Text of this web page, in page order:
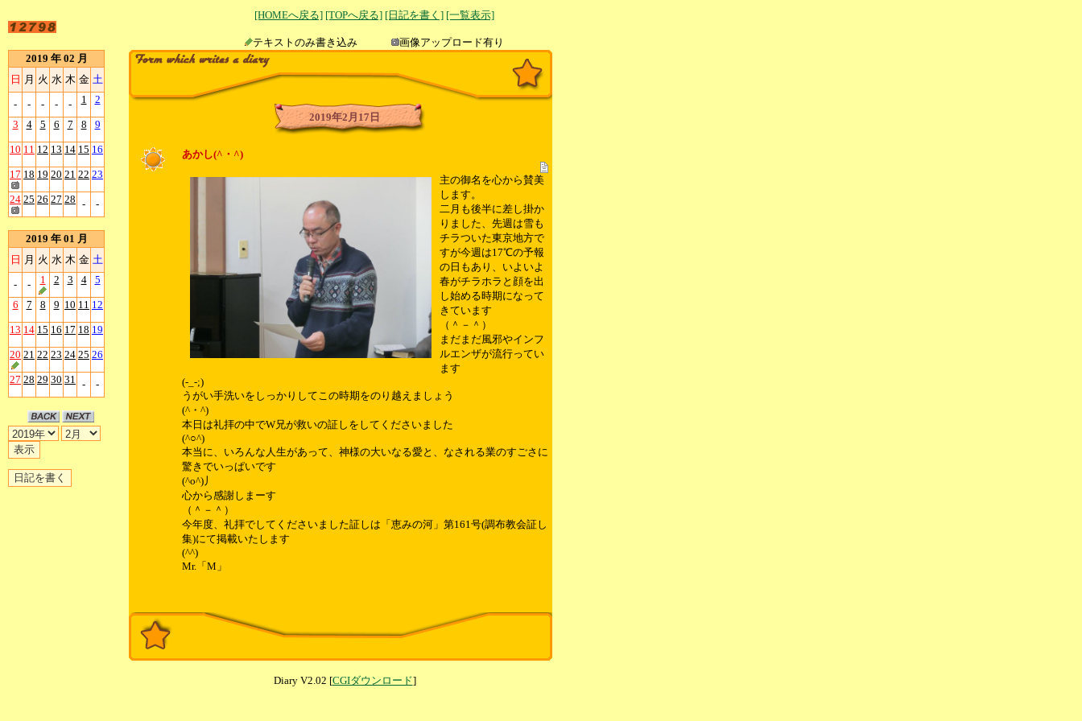
[HOMEへ戻る] [TOPへ戻る] [日記を書く] [一覧表示]
テキストのみ書き込み
画像アップロード有り
2019 年 02 月
日 月 火 水 木 金 土
- - - - - 1 2
3 4 5 6 7 8 9
10 11 12 13 14 15 16
17 18 19 20 21 22 23
24 25 26 27 28 - -
2019 年 01 月
日 月 火 水 木 金 土
- - 1 2 3 4 5
6 7 8 9 10 11 12
13 14 15 16 17 18 19
20 21 22 23 24 25 26
27 28 29 30 31 - -
2019年2月17日
あかし(^・^)
主の御名を心から賛美
します。
二月も後半に差し掛か
りました、先週は雪も
チラついた東京地方で
すが今週は17℃の予報
の日もあり、いよいよ
春がチラホラと顔を出
し始める時期になって
きています
（＾－＾）
まだまだ風邪やインフ
ルエンザが流行ってい
ます
(-_-;)
うがい手洗いをしっかりしてこの時期をのり越えましょう
(^・^)
本日は礼拝の中でW兄が救いの証しをしてくださいました
(^○^)
本当に、いろんな人生があって、神様の大いなる愛と、なされる業のすごさに
驚きでいっぱいです
(^o^)丿
心から感謝しまーす
（＾－＾）
今年度、礼拝でしてくださいました証しは「恵みの河」第161号(調布教会証し
集)にて掲載いたします
(^^)
Mr.「M」
Diary V2.02 [CGIダウンロード]